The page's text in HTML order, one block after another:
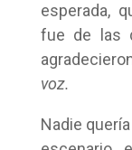
esperada,
fue de las
voz.
Nadie